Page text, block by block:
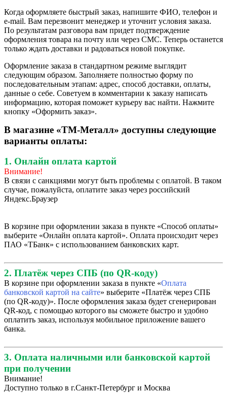
Когда оформляете быстрый заказ, напишите ФИО, телефон и
e-mail. Вам перезвонит менеджер и уточнит условия заказа.
По результатам разговора вам придет подтверждение
оформления товара на почту или через СМС. Теперь останется
только ждать доставки и радоваться новой покупке.
Оформление заказа в стандартном режиме выглядит
следующим образом. Заполняете полностью форму по
последовательным этапам: адрес, способ доставки, оплаты,
данные о себе. Советуем в комментарии к заказу написать
информацию, которая поможет курьеру вас найти. Нажмите
кнопку «Оформить заказ».
В магазине «ТМ-Металл» доступны следующие
варианты оплаты:
1. Онлайн оплата картой
Внимание!
В связи с санкциями могут быть проблемы с оплатой. В таком
случае, пожалуйста, оплатите заказ через российский
Яндекс.Браузер
В корзине при оформлении заказа в пункте «Способ оплаты»
выберите «Онлайн оплата картой». Оплата происходит через
ПАО «ТБанк» с использованием банковских карт.
2. Платёж через СПБ (по QR-коду)
В корзине при оформлении заказа в пункте «Оплата
банковской картой на сайте» выберите «Платёж через СПБ
(по QR-коду)». После оформления заказа будет сгенерирован
QR-код, с помощью которого вы сможете быстро и удобно
оплатить заказ, используя мобильное приложение вашего
банка.
3. Оплата наличными или банковской картой
при получении
Внимание!
Доступно только в г.Санкт-Петербург и Москва